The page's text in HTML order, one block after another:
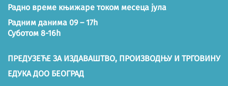
Радно време књижаре током месеца јула
Радним данима 09 – 17h
Суботом 8-16h
ПРЕДУЗЕЋЕ ЗА ИЗДАВАШТВО, ПРОИЗВОДЊУ И ТРГОВИНУ
ЕДУКА ДОО БЕОГРАД